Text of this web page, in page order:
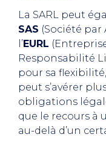
La SARL peut
SAS (Société par
l’EURL
Responsabilité
pour sa
peut s’avérer
obligations
que le recours à
au-delà d’un